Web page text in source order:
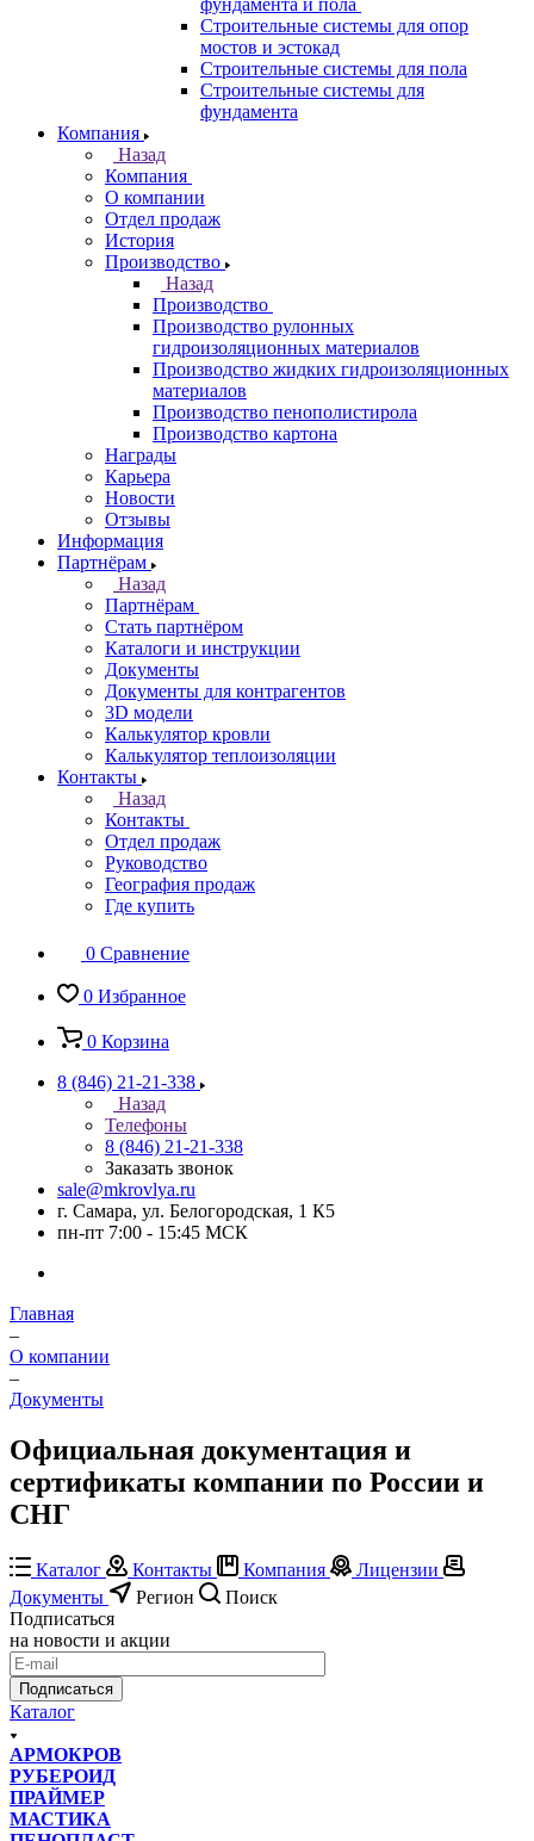
фундамента и пола
Строительные системы для опор
мостов и эстокад
Строительные системы для пола
Строительные системы для
фундамента
Компания
Назад
Компания
О компании
Отдел продаж
История
Производство
Назад
Производство
Производство рулонных
гидроизоляционных материалов
Производство жидких гидроизоляционных
материалов
Производство пенополистирола
Производство картона
Награды
Карьера
Новости
Отзывы
Информация
Партнёрам
Назад
Партнёрам
Стать партнёром
Каталоги и инструкции
Документы
Документы для контрагентов
3D модели
Калькулятор кровли
Калькулятор теплоизоляции
Контакты
Назад
Контакты
Отдел продаж
Руководство
География продаж
Где купить
0 Сравнение
0 Избранное
0 Корзина
8 (846) 21-21-338
Назад
Телефоны
8 (846) 21-21-338
Заказать звонок
sale@mkrovlya.ru
г. Самара, ул. Белогородская, 1 К5
пн-пт 7:00 - 15:45 МСК
Главная
–
О компании
–
Документы
Официальная документация и
сертификаты компании по России и
СНГ
Каталог Контакты Компания
Лицензии
Документы
Регион
Поиск
Подписаться
на новости и акции
Подписаться
Каталог
АРМОКРОВ
РУБЕРОИД
ПРАЙМЕР
МАСТИКА